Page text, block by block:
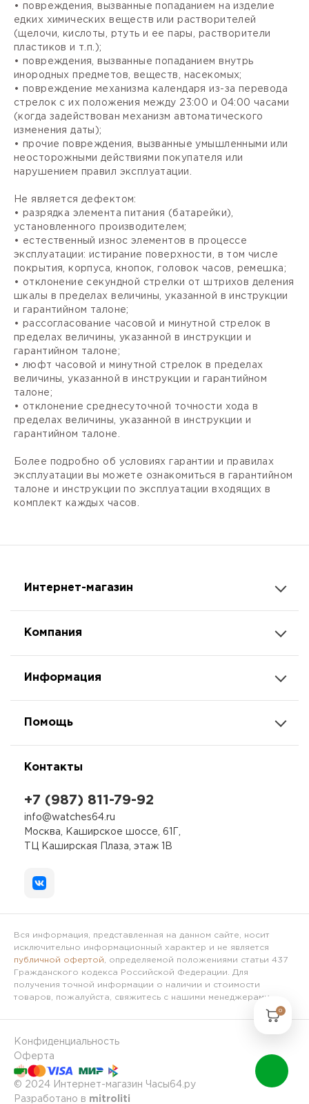
• повреждения, вызванные попаданием на изделие
едких химических веществ или растворителей
(щелочи, кислоты, ртуть и ее пары, растворители
пластиков и т.п.);
• повреждения, вызванные попаданием внутрь
инородных предметов, веществ, насекомых;
• повреждение механизма календаря из-за перевода
стрелок с их положения между 23:00 и 04:00 часами
(когда задействован механизм автоматического
изменения даты);
• прочие повреждения, вызванные умышленными или
неосторожными действиями покупателя или
нарушением правил эксплуатации.
Не является дефектом:
• разрядка элемента питания (батарейки),
установленного производителем;
• естественный износ элементов в процессе
эксплуатации: истирание поверхности, в том числе
покрытия, корпуса, кнопок, головок часов, ремешка;
• отклонение секундной стрелки от штрихов деления
шкалы в пределах величины, указанной в инструкции
и гарантийном талоне;
• рассогласование часовой и минутной стрелок в
пределах величины, указанной в инструкции и
гарантийном талоне;
• люфт часовой и минутной стрелок в пределах
величины, указанной в инструкции и гарантийном
талоне;
• отклонение среднесуточной точности хода в
пределах величины, указанной в инструкции и
гарантийном талоне.
Более подробно об условиях гарантии и правилах
эксплуатации вы можете ознакомиться в гарантийном
талоне и инструкции по эксплуатации входящих в
комплект каждых часов.
Интернет-магазин
Компания
Информация
Помощь
Контакты
+7 (987) 811-79-92
info@watches64.ru
Москва, Каширское шоссе, 61Г,
ТЦ Каширская Плаза, этаж 1В
Вся информация, представленная на данном сайте, носит
исключительно информационный характер и не является
публичной офертой , определяемой положениями статьи 437
Гражданского кодекса Российской Федерации. Для
получения точной информации о наличии и стоимости
товаров, пожалуйста, свяжитесь с нашими менеджерами.
© 2024 Интернет-магазин Часы64.ру
Конфиденциальность
Оферта
Разработано в mitroliti
0